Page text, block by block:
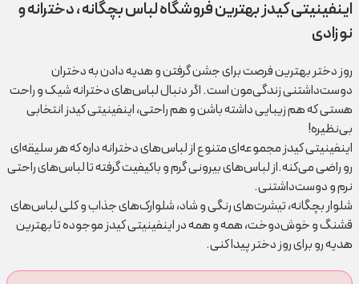
اینفینیتی کیدز بهترین فروشگاه لباس بچگانه ، دخترانه و
نوزادی
روز دختر بهترین فرصت برای جشن گرفتن و هدیه دادن به دختران
دوست‌داشتنی زندگی‌مون است. اگر دنبال لباس‌های دخترانه شیک و راحت
هستی که هم زیبایی داشته باشن و هم راحتی، اینفینیتی کیدز انتخابی
بی‌نظیره!
اینفینیتی کیدز مجموعه‌ای متنوع از لباس‌های دخترانه داره که هر سلیقه‌ای
رو راضی می‌کنه.از لباس‌های بیرونی گرم و باکیفیت گرفته تا لباس‌های راحتی
نرم و دوست‌داشتنی.
شلوار بچگانه، تیشرت‌های رنگی و شاد، شلوارک‌های جذاب و کلی لباس‌های
قشنگ و خوش‌دوخت، همه و همه در اینفینیتی کیدز موجوده تا بهترین
هدیه رو برای روز دختر پیدا کنی.